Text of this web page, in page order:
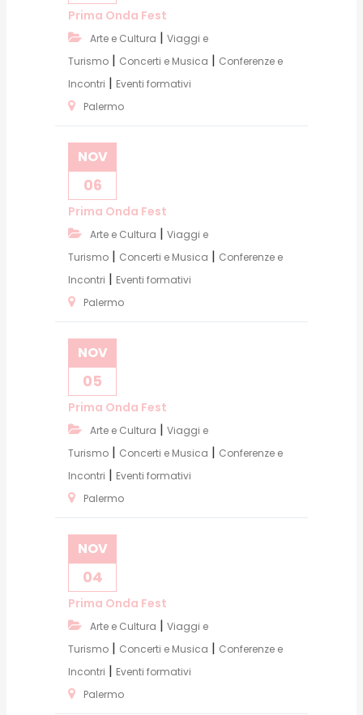
Prima Onda Fest
Arte e Cultura | Viaggi e
Turismo | Concerti e Musica | Conferenze e
Incontri | Eventi formativi
Palermo
NOV
06
Prima Onda Fest
Arte e Cultura | Viaggi e
Turismo | Concerti e Musica | Conferenze e
Incontri | Eventi formativi
Palermo
NOV
05
Prima Onda Fest
Arte e Cultura | Viaggi e
Turismo | Concerti e Musica | Conferenze e
Incontri | Eventi formativi
Palermo
NOV
04
Prima Onda Fest
Arte e Cultura | Viaggi e
Turismo | Concerti e Musica | Conferenze e
Incontri | Eventi formativi
Palermo